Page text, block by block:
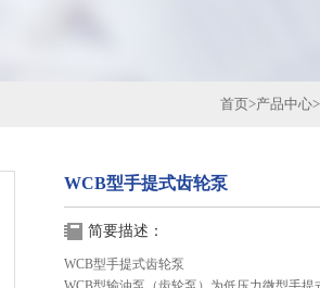
首页>产品中心
WCB型手提式齿轮泵
简要描述：
WCB型手提式齿轮泵